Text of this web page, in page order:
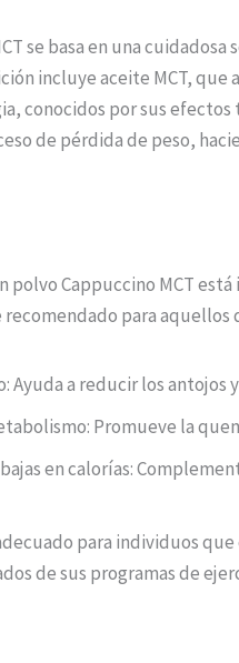
se basa en una
incluye aceite MCT,
conocidos por sus
de pérdida de peso,
Cappuccino MCT
para aquellos
a reducir los antojos
Promueve la
en calorías:
para individuos
de sus programas de